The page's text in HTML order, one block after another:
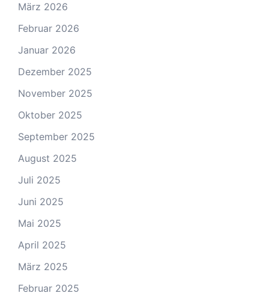
März 2026
Februar 2026
Januar 2026
Dezember 2025
November 2025
Oktober 2025
September 2025
August 2025
Juli 2025
Juni 2025
Mai 2025
April 2025
März 2025
Februar 2025